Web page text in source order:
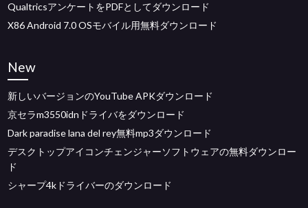
QualtricsアンケートをPDFとしてダウンロード
X86 Android 7.0 OSモバイル用無料ダウンロード
New
新しいバージョンのYouTube APKダウンロード
京セラm3550idnドライバをダウンロード
Dark paradise lana del rey無料mp3ダウンロード
デスクトップアイコンチェンジャーソフトウェアの無料ダウンロー
ド
シャープ4kドライバーのダウンロード